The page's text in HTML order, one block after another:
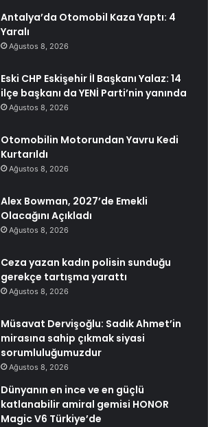
Antalya’da Otomobil Kaza Yaptı: 4
Yaralı
Ağustos 8, 2026
Eski CHP Eskişehir İl Başkanı Yalaz: 14
ilçe başkanı da YENİ Parti’nin yanında
Ağustos 8, 2026
Otomobilin Motorundan Yavru Kedi
Kurtarıldı
Ağustos 8, 2026
Alex Bowman, 2027’de Emekli
Olacağını Açıkladı
Ağustos 8, 2026
Ceza yazan kadın polisin sunduğu
gerekçe tartışma yarattı
Ağustos 8, 2026
Müsavat Dervişoğlu: Sadık Ahmet’in
mirasına sahip çıkmak siyasi
sorumluluğumuzdur
Ağustos 8, 2026
Dünyanın en ince ve en güçlü
katlanabilir amiral gemisi HONOR
Magic V6 Türkiye’de